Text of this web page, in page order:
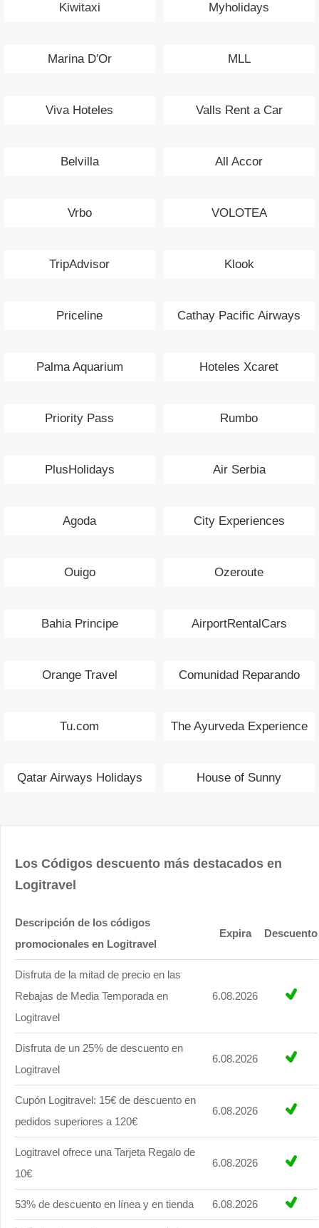
Kiwitaxi Myholidays
Marina D′Or MLL
Viva Hoteles Valls Rent a Car
Belvilla All Accor
Vrbo VOLOTEA
TripAdvisor Klook
Priceline Cathay Pacific Airways
Palma Aquarium Hoteles Xcaret
Priority Pass Rumbo
PlusHolidays Air Serbia
Agoda City Experiences
Ouigo Ozeroute
Bahia Principe AirportRentalCars
Orange Travel Comunidad Reparando
Tu.com The Ayurveda Experience
Qatar Airways Holidays House of Sunny
Los Códigos descuento más destacados en
Logitravel
Descripción de los códigos
promocionales en Logitravel
Expira Descuento
Disfruta de la mitad de precio en las
Rebajas de Media Temporada en
Logitravel
6.08.2026
Disfruta de un 25% de descuento en
Logitravel
6.08.2026
Cupón Logitravel: 15€ de descuento en
pedidos superiores a 120€
6.08.2026
Logitravel ofrece una Tarjeta Regalo de
10€
6.08.2026
53% de descuento en línea y en tienda 6.08.2026